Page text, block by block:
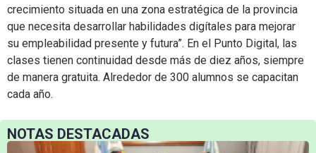
NOTAS DESTACADAS
crecimiento situada en una zona estratégica de la provincia
que necesita desarrollar habilidades digítales para mejorar
su empleabilidad presente y futura”. En el Punto Digital, las
clases tienen continuidad desde más de diez años, siempre
de manera gratuita. Alrededor de 300 alumnos se capacitan
cada año.